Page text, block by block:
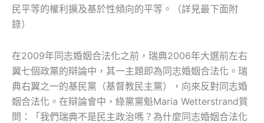
民平等的權利擴及基於性傾向的平等。（詳見最下面附
錄）
在2009年同志婚姻合法化之前，瑞典2006年大選前左右
翼七個政黨的辯論中，其一主題即為同志婚姻合法化。瑞
典右翼之一的基民黨（基督教民主黨），向來反對同志婚
姻合法化。在辯論會中，綠黨黨魁Maria Wetterstrand質
問：「我們瑞典不是民主政治嗎？為什麼同志婚姻合法化